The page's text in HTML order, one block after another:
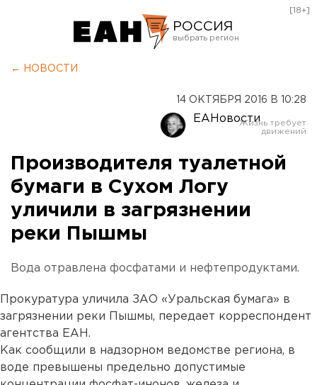
РОССИЯ
Оренбург
[18+]
← НОВОСТИ
14 ОКТЯБРЯ 2016 В 10:28
ЕАНовости
Производителя туалетной
бумаги в Сухом Логу
уличили в загрязнении
реки Пышмы
Вода отравлена фосфатами и нефтепродуктами.
Прокуратура уличила ЗАО «Уральская бумага» в
загрязнении реки Пышмы, передает корреспондент
агентства ЕАН.
Как сообщили в надзорном ведомстве региона, в
воде превышены предельно допустимые